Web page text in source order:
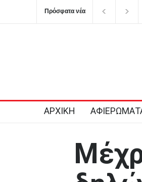
Πρόσφατα νέα
Ημερήσιες προβλέψεις για τα ζώδια
ΑΡΧΙΚΗ